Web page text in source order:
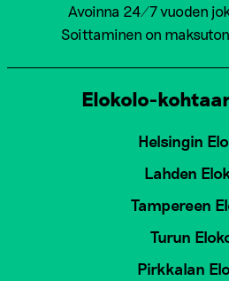
Avoinna 24/7 vuoden
Soittaminen on
Elokolo-
Helsingin
Lahden
Tampereen
Turun
Pirkkalan